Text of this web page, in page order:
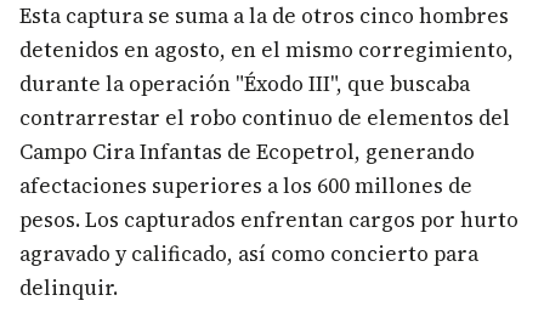
Esta captura se suma a la de otros cinco hombres
detenidos en agosto, en el mismo corregimiento,
durante la operación "Éxodo III", que buscaba
contrarrestar el robo continuo de elementos del
Campo Cira Infantas de Ecopetrol, generando
afectaciones superiores a los 600 millones de
pesos. Los capturados enfrentan cargos por hurto
agravado y calificado, así como concierto para
delinquir.